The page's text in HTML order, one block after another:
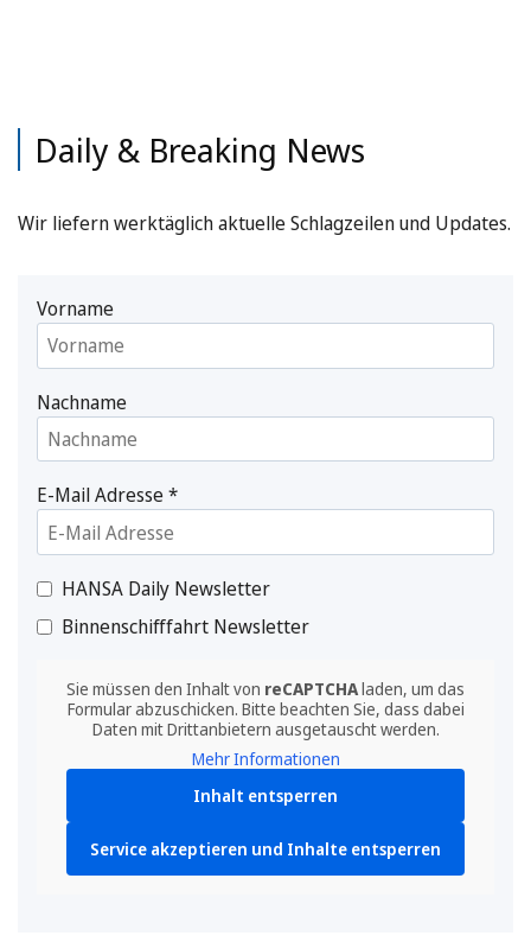
Daily & Breaking News
Wir liefern werktäglich aktuelle Schlagzeilen und Updates.
Vorname
Nachname
E-Mail Adresse*
HANSA Daily Newsletter
Binnenschifffahrt Newsletter
Sie müssen den Inhalt von reCAPTCHAladen, um das
Formular abzuschicken. Bitte beachten Sie, dass dabei
Daten mit Drittanbietern ausgetauscht werden.
Mehr Informationen
Inhalt entsperren
Service akzeptieren und Inhalte entsperren